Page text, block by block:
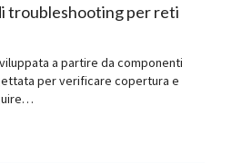
troubleshooting per reti
a partire da componenti
per verificare copertura e